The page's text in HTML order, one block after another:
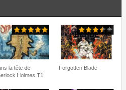
la tête de
Holmes T1
Forgotten Blade